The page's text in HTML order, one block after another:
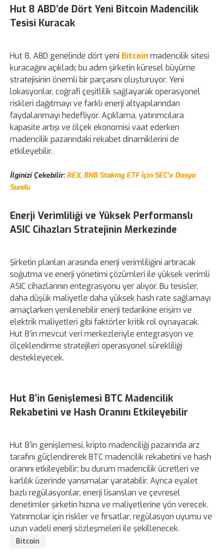
Hut 8 ABD’de Dört Yeni Bitcoin Madencilik
Tesisi Kuracak
Hut 8, ABD genelinde dört yeni Bitcoin madencilik sitesi
kuracağını açıkladı; bu adım şirketin küresel büyüme
stratejisinin önemli bir parçasını oluşturuyor. Yeni
lokasyonlar, coğrafi çeşitlilik sağlayarak operasyonel
riskleri dağıtmayı ve farklı enerji altyapılarından
faydalanmayı hedefliyor. Açıklama, yatırımcılara
kapasite artışı ve ölçek ekonomisi vaat ederken
madencilik pazarındaki rekabet dinamiklerini de
etkileyebilir.
İlginizi Çekebilir: REX, BNB Staking ETF İçin SEC'e Dosya
Sundu
Enerji Verimliliği ve Yüksek Performanslı
ASIC Cihazları Stratejinin Merkezinde
Şirketin planları arasında enerji verimliliğini artıracak
soğutma ve enerji yönetimi çözümleri ile yüksek verimli
ASIC cihazlarının entegrasyonu yer alıyor. Bu tesisler,
daha düşük maliyetle daha yüksek hash rate sağlamayı
amaçlarken yenilenebilir enerji tedarikine erişim ve
elektrik maliyetleri gibi faktörler kritik rol oynayacak.
Hut 8’in mevcut veri merkezleriyle entegrasyon ve
ölçeklendirme stratejileri operasyonel sürekliliği
destekleyecek.
Hut 8’in Genişlemesi BTC Madencilik
Rekabetini ve Hash Oranını Etkileyebilir
Hut 8’in genişlemesi, kripto madenciliği pazarında arz
tarafını güçlendirerek BTC madencilik rekabetini ve hash
oranını etkileyebilir; bu durum madencilik ücretleri ve
karlılık üzerinde yansımalar yaratabilir. Ayrıca eyalet
bazlı regülasyonlar, enerji lisansları ve çevresel
denetimler şirketin hızına ve maliyetlerine yön verecek.
Yatırımcılar için riskler ve fırsatlar, regülasyon uyumu ve
uzun vadeli enerji sözleşmeleri ile şekillenecek.
Bitcoin